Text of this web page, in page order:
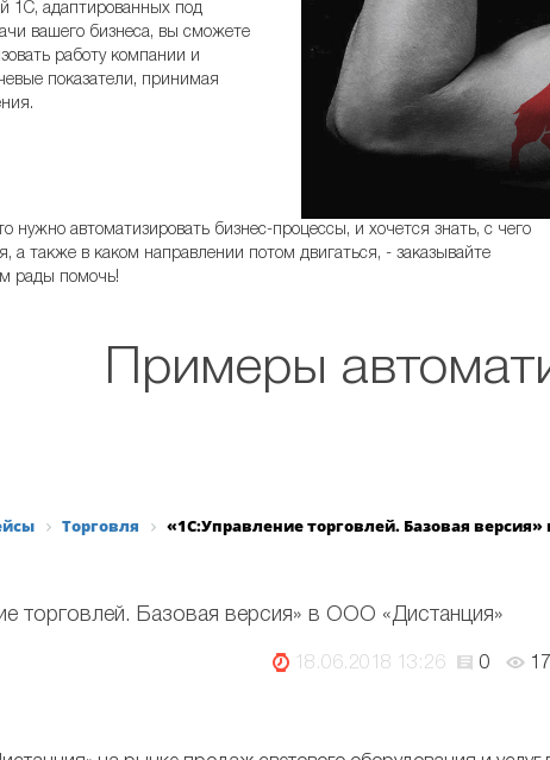
1С, адаптированных под
вашего бизнеса, вы сможете
работу компании и
показатели, принимая
нужно автоматизировать бизнес-процессы, и хочется знать, с чего
а также в каком направлении потом двигаться, - заказывайте
рады помочь!
Примеры
Торговля «1С:Управление торговлей. Базовая версия»
торговлей. Базовая версия» в ООО «Дистанция»
0
18.06.2018 13:26